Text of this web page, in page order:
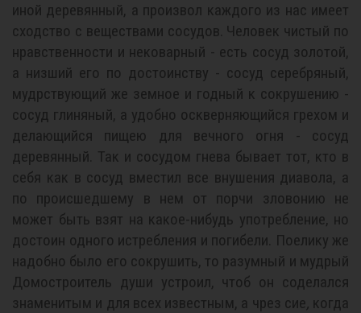
иной деревянный, а произвол каждого из нас имеет
сходство с веществами сосудов. Человек чистый по
нравственности и нековарный - есть сосуд золотой,
а низший его по достоинству - сосуд серебряный,
мудрствующий же земное и годный к сокрушению -
сосуд глиняный, а удобно оскверняющийся грехом и
делающийся пищею для вечного огня - сосуд
деревянный. Так и сосудом гнева бывает тот, кто в
себя как в сосуд вместил все внушения диавола, а
по происшедшему в нем от порчи зловонию не
может быть взят на какое-нибудь употребление, но
достоин одного истребления и погибели. Поелику же
надобно было его сокрушить, то разумный и мудрый
Домостроитель души устроил, чтоб он соделался
знаменитым и для всех известным, а чрез сие, когда